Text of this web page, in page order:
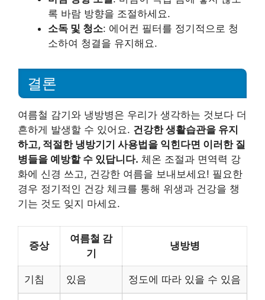
록 바람 방향을 조절하세요.
소독 및 청소: 에어컨 필터를 정기적으로 청
소하여 청결을 유지해요.
결론
여름철 감기와 냉방병은 우리가 생각하는 것보다 더
흔하게 발생할 수 있어요. 건강한 생활습관을 유지
하고, 적절한 냉방기기 사용법을 익힌다면 이러한 질
병들을 예방할 수 있답니다. 체온 조절과 면역력 강
화에 신경 쓰고, 건강한 여름을 보내보세요! 필요한
경우 정기적인 건강 체크를 통해 위생과 건강을 챙
기는 것도 잊지 마세요.
증상
여름철 감
기
냉방병
기침 있음 정도에 따라 있을 수 있음